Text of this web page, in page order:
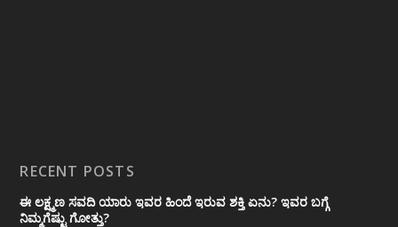
RECENT POSTS
ಈ ಲಕ್ಷ್ಮಣ ಸವದಿ ಯಾರು ಇವರ ಹಿಂದೆ ಇರುವ ಶಕ್ತಿ ಏನು? ಇವರ ಬಗ್ಗೆ
ನಿಮ್ಮಗೆಷ್ಟು ಗೋತ್ತು?